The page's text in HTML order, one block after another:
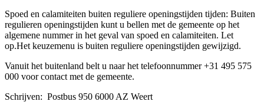
Spoed en calamiteiten buiten reguliere openingstijden tijden: Buiten
regulieren openingstijden kunt u bellen met de gemeente op het
algemene nummer in het geval van spoed en calamiteiten. Let
op.Het keuzemenu is buiten reguliere openingstijden gewijzigd.
Vanuit het buitenland belt u naar het telefoonnummer +31 495 575
000 voor contact met de gemeente.
Schrijven: Postbus 950 6000 AZ Weert